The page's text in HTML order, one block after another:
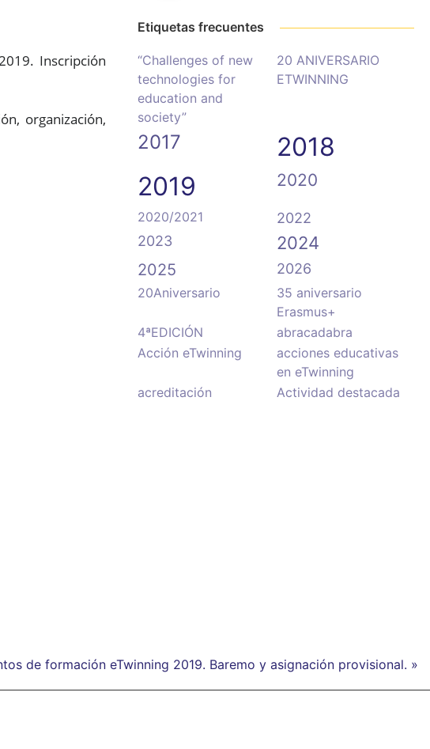
Inscripción
organización,
Etiquetas frecuentes
“Challenges of new
technologies for
education and
society”
20 ANIVERSARIO
ETWINNING
2017
2018
2019
2020
2020/2021
2022
2023
2024
2025 2026
20Aniversario
35 aniversario
Erasmus+
4ªEDICIÓN
abracadabra
Acción eTwinning
acciones educativas
en eTwinning
acreditación
Actividad destacada
de formación eTwinning 2019. Baremo y asignación provisional. »